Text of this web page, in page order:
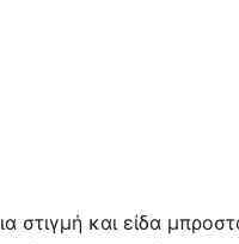
στιγμή και είδα